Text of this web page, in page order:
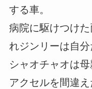
する車。
病院に駆けつけ
れジンリーは自
シャオチャオは
アクセルを間違え